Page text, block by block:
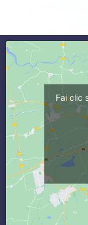
Fai clic